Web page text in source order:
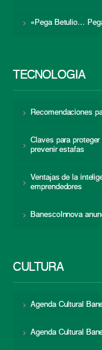
«Pega Betulio…
TECNOLOGÍA
Recomendaciones
Claves para
prevenir estafas
Ventajas de la
emprendedores
BanescoInnova
CULTURA
Agenda Cultural
Agenda Cultural